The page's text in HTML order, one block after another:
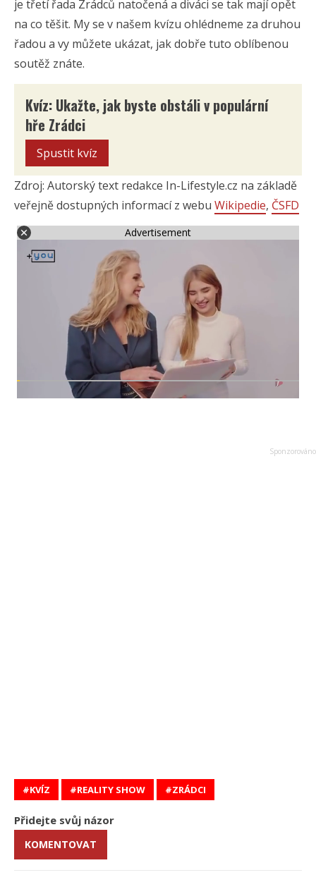
je třetí řada Zrádců natočená a diváci se tak mají opět
na co těšit. My se v našem kvízu ohlédneme za druhou
řadou a vy můžete ukázat, jak dobře tuto oblíbenou
soutěž znáte.
Kvíz: Ukažte, jak byste obstáli v populární
hře Zrádci
Spustit kvíz
Zdroj: Autorský text redakce In-Lifestyle.cz na základě
veřejně dostupných informací z webu Wikipedie, ČSFD
Advertisement
KVÍZ REALITY SHOW ZRÁDCI
Přidejte svůj názor
KOMENTOVAT